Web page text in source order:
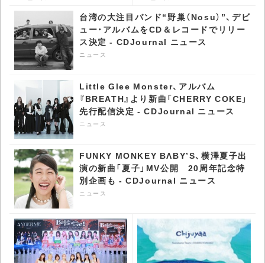
台湾の大注目バンド“野巢（Nosu）”、デビ
ュー・アルバムをCD＆レコードでリリー
ス決定 - CDJournal ニュース
ニュース
Little Glee Monster、アルバム
『BREATH』より新曲「CHERRY COKE」
先行配信決定 - CDJournal ニュース
ニュース
FUNKY MONKEY BΛBY’S、横澤夏子出
演の新曲「夏子」MV公開 20周年記念特
別企画も - CDJournal ニュース
ニュース